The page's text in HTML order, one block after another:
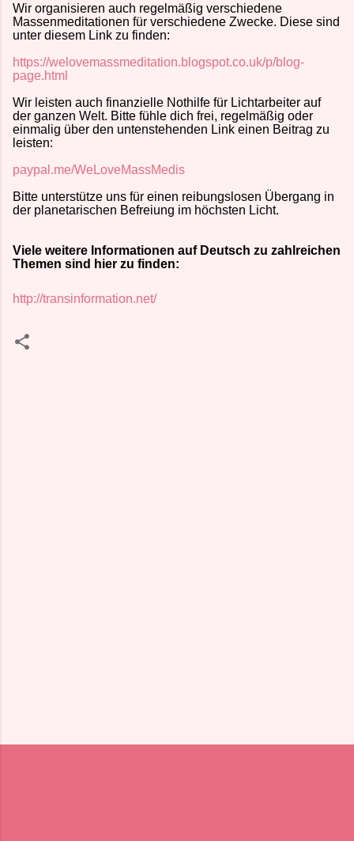
Wir organisieren auch regelmäßig verschiedene
Massenmeditationen für verschiedene Zwecke. Diese sind
unter diesem Link zu finden:
https://welovemassmeditation.blogspot.co.uk/p/blog-
page.html
Wir leisten auch finanzielle Nothilfe für Lichtarbeiter auf
der ganzen Welt. Bitte fühle dich frei, regelmäßig oder
einmalig über den untenstehenden Link einen Beitrag zu
leisten:
paypal.me/WeLoveMassMedis
Bitte unterstütze uns für einen reibungslosen Übergang in
der planetarischen Befreiung im höchsten Licht.
Viele weitere Informationen auf Deutsch zu zahlreichen
Themen sind hier zu finden:
http://transinformation.net/